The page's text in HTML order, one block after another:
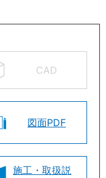
CAD
図面PDF
施工・取扱説